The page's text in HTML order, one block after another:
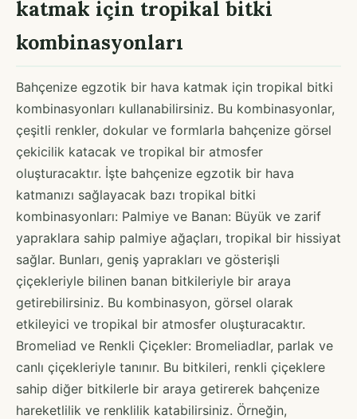
katmak için tropikal bitki
kombinasyonları
Bahçenize egzotik bir hava katmak için tropikal bitki
kombinasyonları kullanabilirsiniz. Bu kombinasyonlar,
çeşitli renkler, dokular ve formlarla bahçenize görsel
çekicilik katacak ve tropikal bir atmosfer
oluşturacaktır. İşte bahçenize egzotik bir hava
katmanızı sağlayacak bazı tropikal bitki
kombinasyonları: Palmiye ve Banan: Büyük ve zarif
yapraklara sahip palmiye ağaçları, tropikal bir hissiyat
sağlar. Bunları, geniş yaprakları ve gösterişli
çiçekleriyle bilinen banan bitkileriyle bir araya
getirebilirsiniz. Bu kombinasyon, görsel olarak
etkileyici ve tropikal bir atmosfer oluşturacaktır.
Bromeliad ve Renkli Çiçekler: Bromeliadlar, parlak ve
canlı çiçekleriyle tanınır. Bu bitkileri, renkli çiçeklere
sahip diğer bitkilerle bir araya getirerek bahçenize
hareketlilik ve renklilik katabilirsiniz. Örneğin,